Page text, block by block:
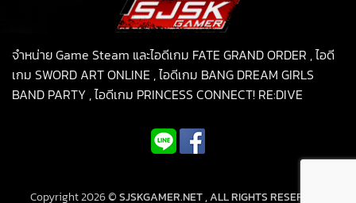
จำหน่าย Game Steam และไอดีเกม FATE GRAND ORDER , ไอดี
เกม SWORD ART ONLINE , ไอดีเกม BANG DREAM GIRLS
BAND PARTY , ไอดีเกม PRINCESS CONNECT! RE:DIVE
Copyright 2026 ©SJSKGAMER.NET , ALL RIGHTS RESERVED.